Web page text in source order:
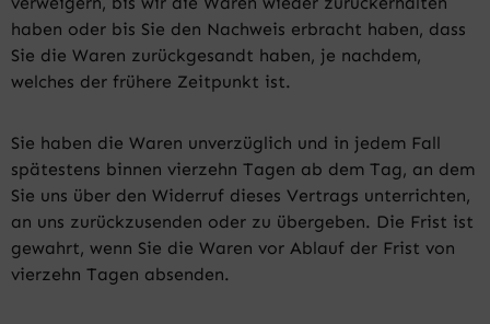
haben oder bis Sie den Nachweis erbracht haben, dass
Sie die Waren zurückgesandt haben, je nachdem,
welches der frühere Zeitpunkt ist.
Sie haben die Waren unverzüglich und in jedem Fall
spätestens binnen vierzehn Tagen ab dem Tag, an dem
Sie uns über den Widerruf dieses Vertrags unterrichten,
an uns zurückzusenden oder zu übergeben. Die Frist ist
gewahrt, wenn Sie die Waren vor Ablauf der Frist von
vierzehn Tagen absenden.